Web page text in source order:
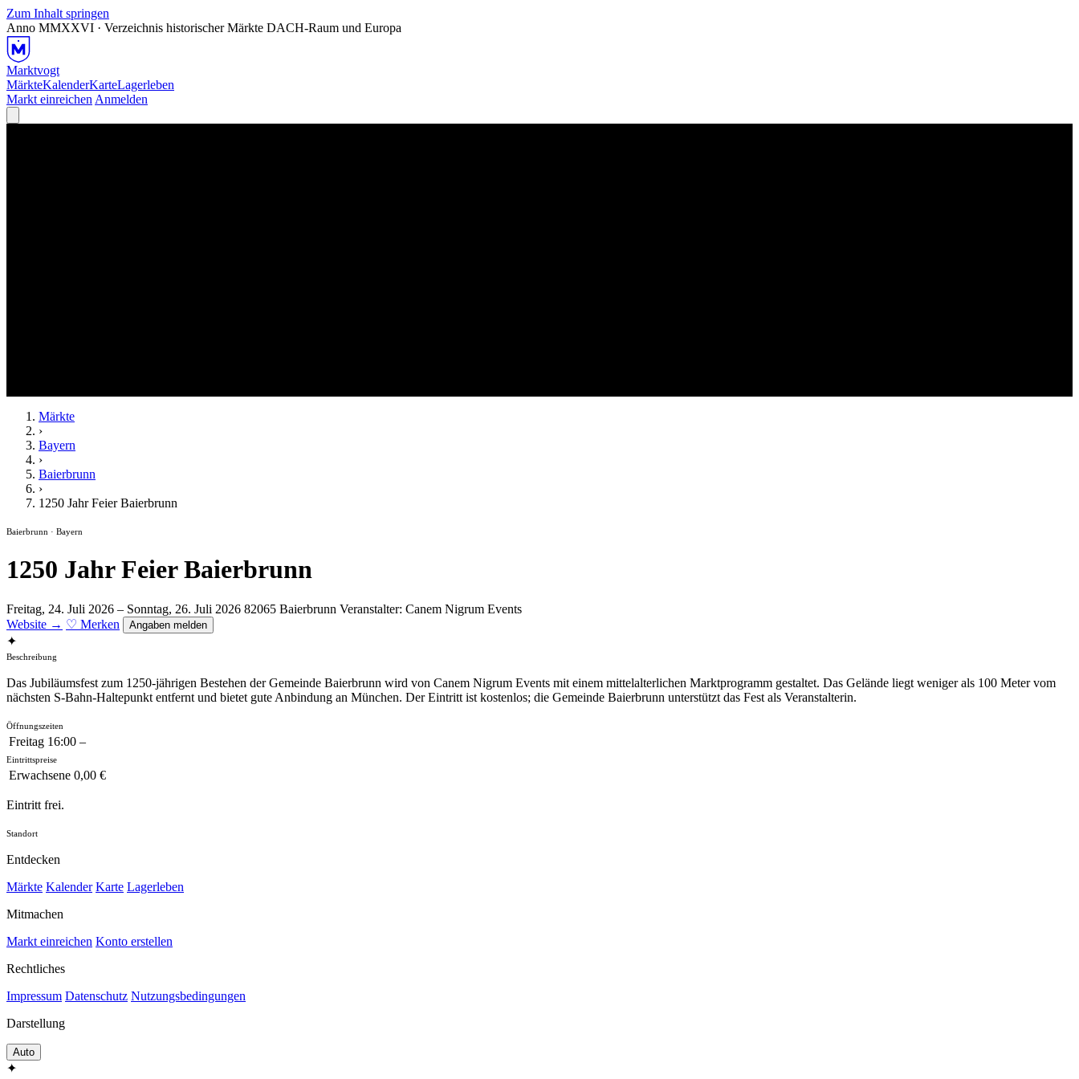
Zum Inhalt springen
Anno MMXXVI · Verzeichnis historischer Märkte DACH-Raum und Europa
Marktvogt
MärkteKalenderKarteLagerleben
Markt einreichen Anmelden
Märkte
›
Bayern
›
Baierbrunn
›
1250 Jahr Feier Baierbrunn
Baierbrunn · Bayern
1250 Jahr Feier Baierbrunn
Freitag, 24. Juli 2026 – Sonntag, 26. Juli 2026 82065 Baierbrunn Veranstalter: Canem Nigrum Events
Website → ♡ Merken Angaben melden
✦
Beschreibung
Das Jubiläumsfest zum 1250-jährigen Bestehen der Gemeinde Baierbrunn wird von Canem Nigrum Events mit einem mittelalterlichen Marktprogramm gestaltet. Das Gelände liegt weniger als 100 Meter vom
nächsten S-Bahn-Haltepunkt entfernt und bietet gute Anbindung an München. Der Eintritt ist kostenlos; die Gemeinde Baierbrunn unterstützt das Fest als Veranstalterin.
Öffnungszeiten
Freitag 16:00 –
Eintrittspreise
Erwachsene 0,00 €
Eintritt frei.
Standort
Entdecken
Märkte Kalender Karte Lagerleben
Mitmachen
Markt einreichen Konto erstellen
Rechtliches
Impressum Datenschutz Nutzungsbedingungen
Darstellung
Auto
✦